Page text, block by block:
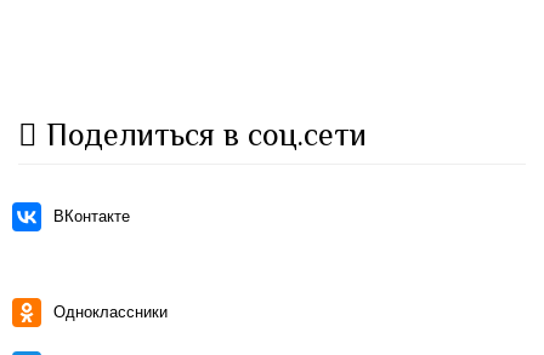
Поделиться в соц.сети
ВКонтакте
Одноклассники